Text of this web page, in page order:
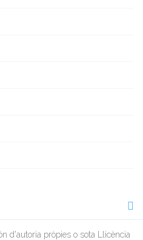
d'autoria pròpies o sota Llicència